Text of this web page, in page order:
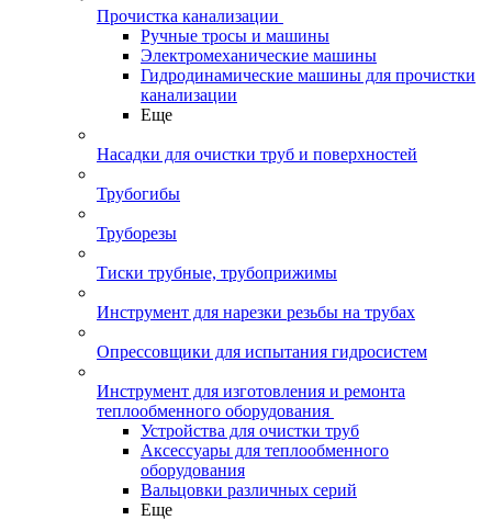
Прочистка канализации
Ручные тросы и машины
Электромеханические машины
Гидродинамические машины для прочистки
канализации
Еще
Насадки для очистки труб и поверхностей
Трубогибы
Труборезы
Тиски трубные, трубоприжимы
Инструмент для нарезки резьбы на трубах
Опрессовщики для испытания гидросистем
Инструмент для изготовления и ремонта
теплообменного оборудования
Устройства для очистки труб
Аксессуары для теплообменного
оборудования
Вальцовки различных серий
Еще